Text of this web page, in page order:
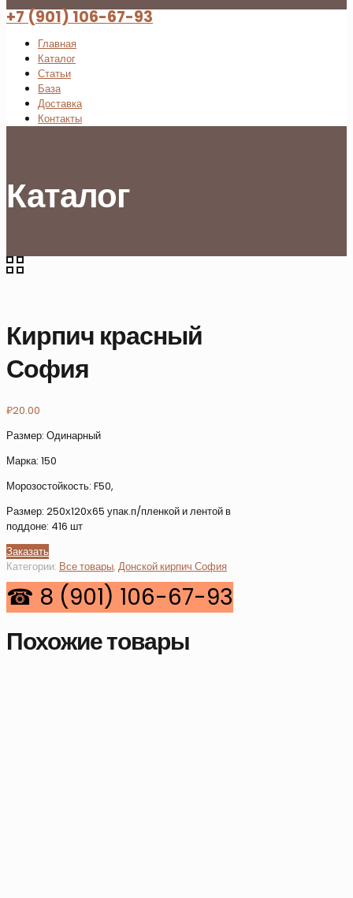
+7 (901) 106-67-93
Главная
Каталог
Статьи
База
Доставка
Контакты
Каталог
Кирпич красный
София
₽20.00
Размер: Одинарный
Марка: 150
Морозостойкость: F50,
Размер: 250х120х65 упак.п/пленкой и лентой в
поддоне: 416 шт
Заказать
Категории: Все товары, Донской кирпич София
Похожие товары